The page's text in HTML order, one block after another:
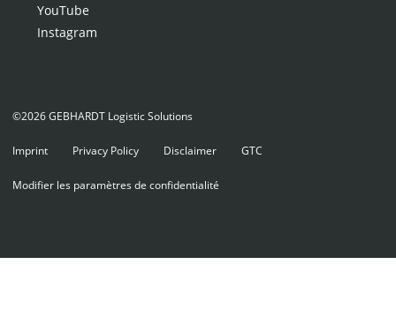
YouTube
Instagram
©2026 GEBHARDT Logistic Solutions
Imprint Privacy Policy Disclaimer GTC
Modifier les paramètres de confidentialité